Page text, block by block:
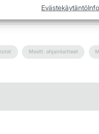
EvästekäytäntöInfo
Moott. ohjainlaitteet